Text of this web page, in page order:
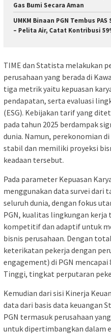
Gas Bumi Secara Aman
UMKM Binaan PGN Tembus
– Pelita Air, Catat Kontribusi
TIME dan Statista melakukan
perusahaan yang berada di
tiga metrik yaitu kepuasan
pendapatan, serta evaluasi
(ESG). Kebijakan tarif yang
pada tahun 2025 berdampak
dunia. Namun, perekonomian
stabil dan memiliki proyeksi
keadaan tersebut.
Pada parameter Kepuasan
menggunakan data survei dari
seluruh dunia, dengan fokus
PGN, kualitas lingkungan kerja
kompetitif dan adaptif untuk
bisnis perusahaan. Dengan
keterikatan pekerja dengan
engagement) di PGN
Tinggi, tingkat perputaran
Kemudian dari sisi Kinerja
data dari basis data keuangan
PGN termasuk perusahaan
untuk dipertimbangkan dalam